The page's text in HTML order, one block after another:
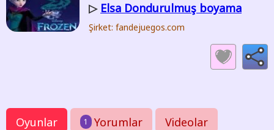
▷ Elsa Dondurulmuş boyama
Şirket: fandejuegos.com
Oyunlar 1 Yorumlar Videolar